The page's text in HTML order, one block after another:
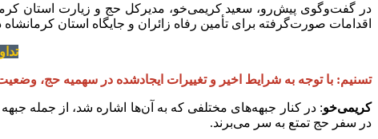
در گفت‌وگوی پیش‌رو، سعید کریمی‌خو، مدیرکل حج و زیارت استان
اقدامات صورت‌گرفته برای تأمین رفاه زائران و جایگاه استان
تسنیم: با توجه به شرایط اخیر و تغییرات ایجادشده در سهمیه حج،
کریمی‌خو: در کنار جبهه‌های مختلفی که به آن‌ها اشاره شد، از جمله
در سفر حج تمتع به سر می‌برند.